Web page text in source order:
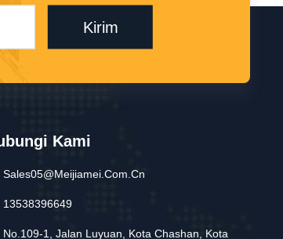
Kirim
Kami
Sales05@meijiamei.com.cn
13538396649
No.109-1, Jalan Luyuan, Kota Chashan, Kota